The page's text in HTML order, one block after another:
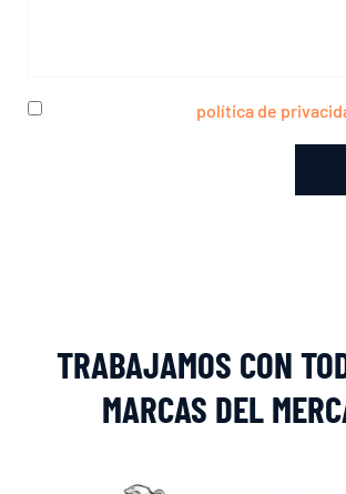
política de
TRABAJAMOS CON
MARCAS DEL